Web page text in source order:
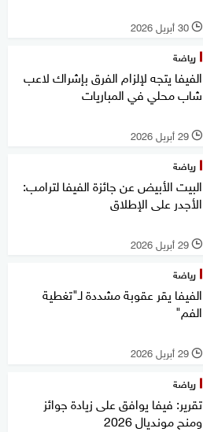
l 30 أبريل 2026
رياضة
الفيفا يتجه لإلزام الفرق بإشراك لاعب
شاب محلي في المباريات
l 29 أبريل 2026
رياضة
البيت الأبيض عن جائزة الفيفا لترامب:
الأجدر على الإطلاق
l 29 أبريل 2026
رياضة
الفيفا يقر عقوبة مشددة لـ"تغطية
الفم"
l 29 أبريل 2026
رياضة
تقرير: فيفا يوافق على زيادة جوائز
ومنح مونديال 2026